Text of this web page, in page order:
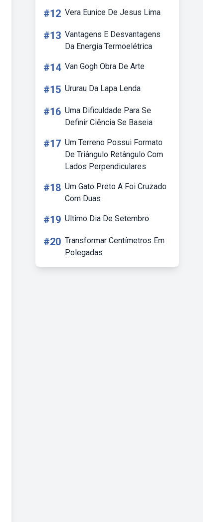
#12 Vera Eunice De Jesus Lima
#13 Vantagens E Desvantagens
Da Energia Termoelétrica
#14 Van Gogh Obra De Arte
#15 Ururau Da Lapa Lenda
#16 Uma Dificuldade Para Se
Definir Ciência Se Baseia
#17 Um Terreno Possui Formato
De Triângulo Retângulo Com
Lados Perpendiculares
#18 Um Gato Preto A Foi Cruzado
Com Duas
#19 Ultimo Dia De Setembro
#20 Transformar Centímetros Em
Polegadas